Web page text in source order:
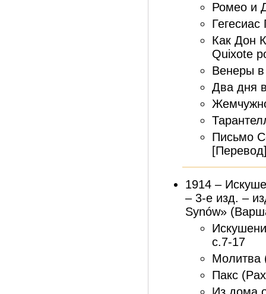
Ромео и
Как Дон
Quixote
Венеры
Два дня
Письмо
1914 –
– 3-е изд. –
Synów»
с.7-17
Молитва
Пакс